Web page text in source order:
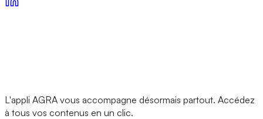
L'appli AGRA vous accompagne désormais partout. Accédez
à tous vos contenus en un clic.